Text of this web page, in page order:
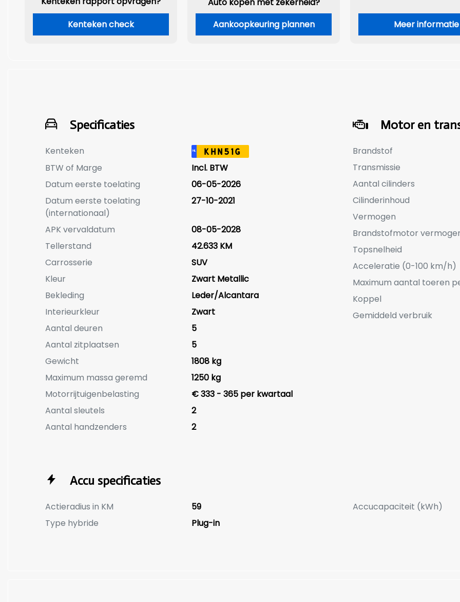
Kenteken check
Aankoopkeuring plannen
Meer informatie
Specificaties
Kenteken NL KHN51G
BTW of Marge
Incl. BTW
Datum eerste toelating
06-05-2026
Datum eerste toelating
(internationaal)
27-10-2021
APK vervaldatum
08-05-2028
Tellerstand
42.633 KM
Carrosserie
SUV
Kleur
Zwart Metallic
Bekleding
Leder/Alcantara
Interieurkleur
Zwart
Aantal deuren
5
Aantal zitplaatsen
5
Gewicht
1808 kg
Maximum massa geremd
1250 kg
Motorrijtuigenbelasting
€ 333 - 365 per kwartaal
Aantal sleutels
2
Aantal handzenders
2
Motor en
Brandstof
Transmissie
Aantal cilinders
Cilinderinhoud
Vermogen
Brandstofmotor
Topsnelheid
Acceleratie (0-100 km/h)
Maximum aantal toeren
Koppel
Gemiddeld verbruik
Accu specificaties
Actieradius in KM 59
Accucapaciteit (kWh)
Type hybride
Plug-in